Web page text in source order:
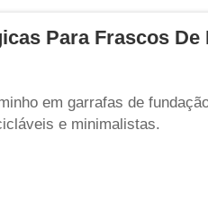
Para Frascos De
em garrafas de
e minimalistas.